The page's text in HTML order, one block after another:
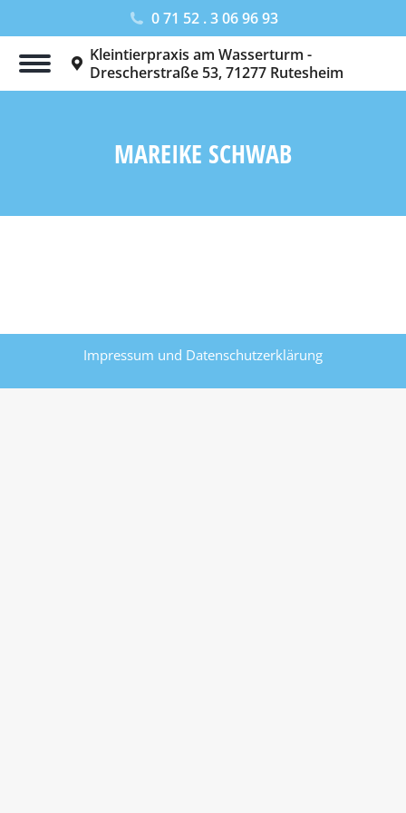
0 71 52 . 3 06 96 93
Kleintierpraxis am Wasserturm -
Drescherstraße 53, 71277 Rutesheim
MAREIKE SCHWAB
Impressum und Datenschutzerklärung